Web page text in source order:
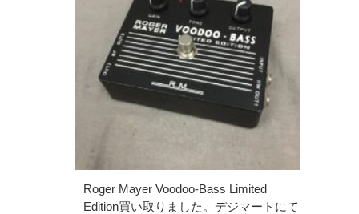
Roger Mayer Voodoo-Bass Limited
Edition買い取りました。デジマートにて